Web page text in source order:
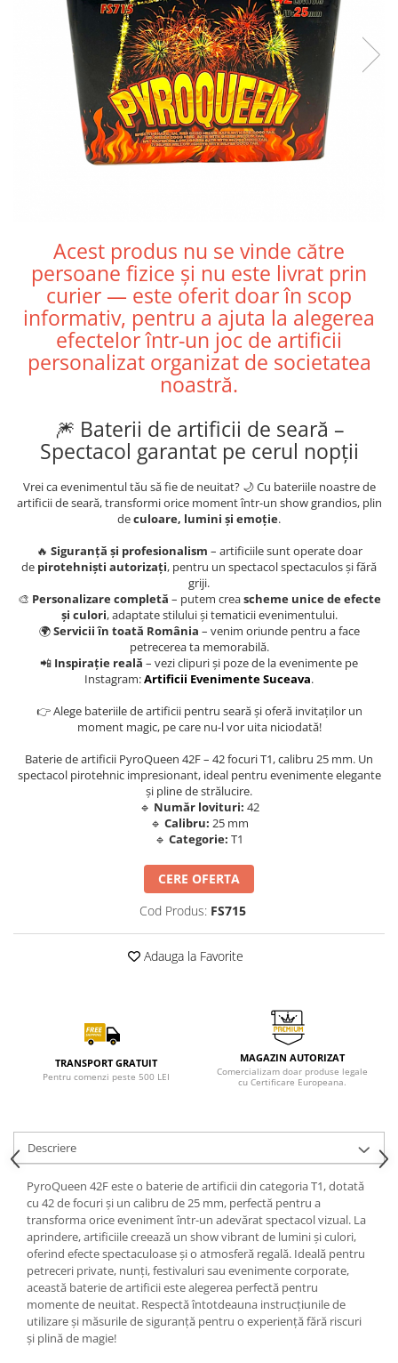
Acest produs nu se vinde către
persoane fizice și nu este livrat prin
curier — este oferit doar în scop
informativ, pentru a ajuta la alegerea
efectelor într-un joc de artificii
personalizat organizat de societatea
noastră.
🎆 Baterii de artificii de seară –
Spectacol garantat pe cerul nopții
Vrei ca evenimentul tău să fie de neuitat? 🌙 Cu bateriile noastre de
artificii de seară, transformi orice moment într-un show grandios, plin
deculoare, lumini și emoție.
🔥 Siguranță și profesionalism – artificiile sunt operate doar
de pirotehniști autorizați, pentru un spectacol spectaculos și fără
griji.
🎨 Personalizare completă – putem creascheme unice de efecte
și culori, adaptate stilului și tematicii evenimentului.
🌍Servicii în toată România – venim oriunde pentru a face
petrecerea ta memorabilă.
📲 Inspirație reală – vezi clipuri și poze de la evenimente pe
Instagram:Artificii Evenimente Suceava.
👉 Alege bateriile de artificii pentru seară și oferă invitaților un
moment magic, pe care nu-l vor uita niciodată!
Baterie de artificii PyroQueen 42F – 42 focuri T1, calibru 25 mm. Un
spectacol pirotehnic impresionant, ideal pentru evenimente elegante
și pline de strălucire.
🔹 Număr lovituri: 42
🔹 Calibru: 25 mm
🔹 Categorie: T1
CERE OFERTA
Cod Produs: FS715
Adauga la Favorite
TRANSPORT GRATUIT
Pentru comenzi peste 500 LEI
MAGAZIN AUTORIZAT
Comercializam doar produse legale
cu Certificare Europeana.
Descriere
PyroQueen 42F este o baterie de artificii din categoria T1, dotată
cu 42 de focuri și un calibru de 25 mm, perfectă pentru a
transforma orice eveniment într-un adevărat spectacol vizual. La
aprindere, artificiile creează un show vibrant de lumini și culori,
oferind efecte spectaculoase și o atmosferă regală. Ideală pentru
petreceri private, nunți, festivaluri sau evenimente corporate,
această baterie de artificii este alegerea perfectă pentru
momente de neuitat. Respectă întotdeauna instrucțiunile de
utilizare și măsurile de siguranță pentru o experiență fără riscuri
și plină de magie!